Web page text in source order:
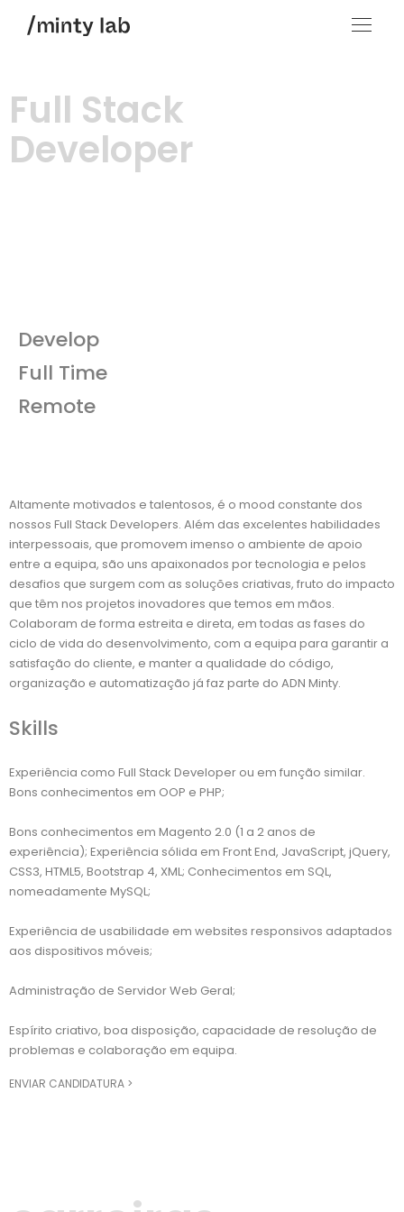
Full Stack
Developer
Develop
Full Time
Remote
Altamente motivados e talentosos, é o mood constante dos
nossos Full Stack Developers. Além das excelentes habilidades
interpessoais, que promovem imenso o ambiente de apoio
entre a equipa, são uns apaixonados por tecnologia e pelos
desafios que surgem com as soluções criativas, fruto do impacto
que têm nos projetos inovadores que temos em mãos.
Colaboram de forma estreita e direta, em todas as fases do
ciclo de vida do desenvolvimento, com a equipa para garantir a
satisfação do cliente, e manter a qualidade do código,
organização e automatização já faz parte do ADN Minty.
Skills
Experiência como Full Stack Developer ou em função similar.
Bons conhecimentos em OOP e PHP;
Bons conhecimentos em Magento 2.0 (1 a 2 anos de
experiência); Experiência sólida em Front End, JavaScript, jQuery,
CSS3, HTML5, Bootstrap 4, XML; Conhecimentos em SQL,
nomeadamente MySQL;
Experiência de usabilidade em websites responsivos adaptados
aos dispositivos móveis;
Administração de Servidor Web Geral;
Espírito criativo, boa disposição, capacidade de resolução de
problemas e colaboração em equipa.
ENVIAR CANDIDATURA >